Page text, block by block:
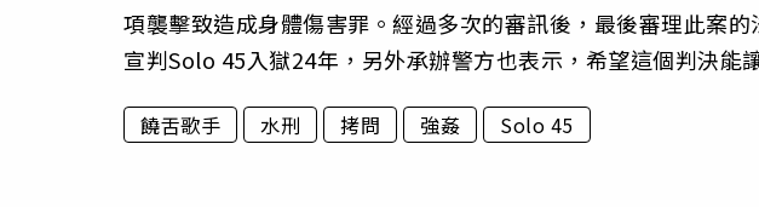
項襲擊致造成身體傷害罪。經過多次的審訊後，最後審理此案
宣判Solo 45入獄24年，另外承辦警方也表示，希望這個判決能
饒舌歌手 水刑 拷問 強姦 Solo 45